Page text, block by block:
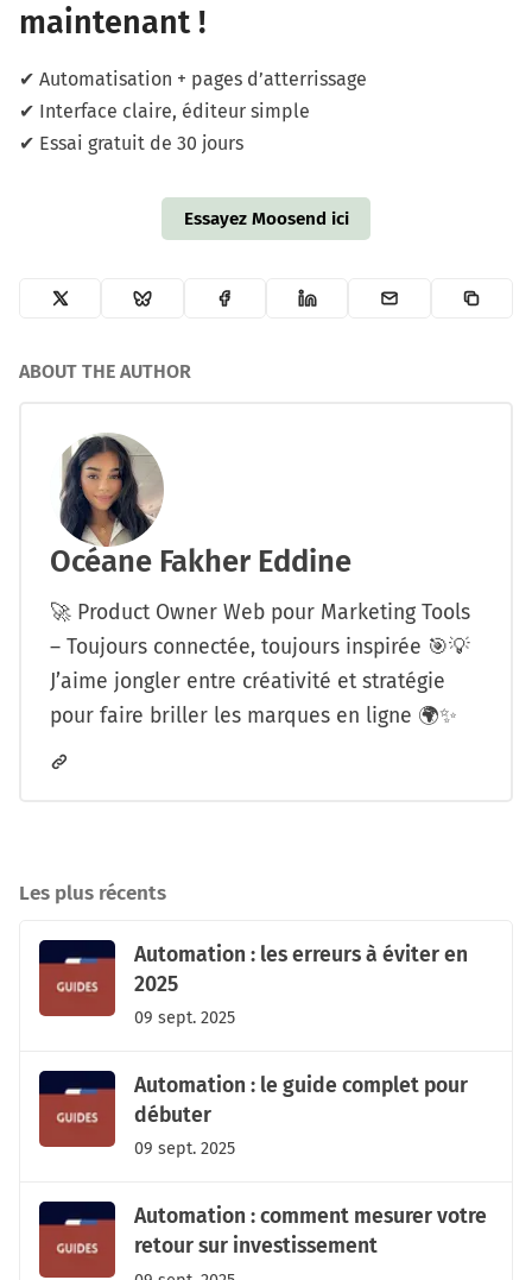
maintenant !
✔ Automatisation + pages d’atterrissage
✔ Interface claire, éditeur simple
✔ Essai gratuit de 30 jours
Essayez Moosend ici
ABOUT THE AUTHOR
Océane Fakher Eddine
🚀 Product Owner Web pour Marketing Tools
– Toujours connectée, toujours inspirée 🎯💡
J’aime jongler entre créativité et stratégie
pour faire briller les marques en ligne 🌍✨
Les plus récents
Automation : les erreurs à éviter en
2025
09 sept. 2025
Automation : le guide complet pour
débuter
09 sept. 2025
Automation : comment mesurer votre
retour sur investissement